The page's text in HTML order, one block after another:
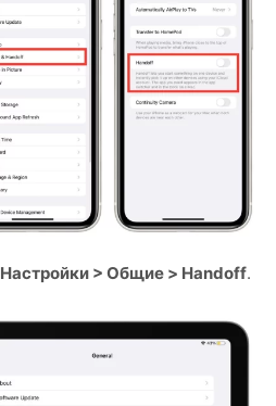
Настройки > Общие > Handoff.